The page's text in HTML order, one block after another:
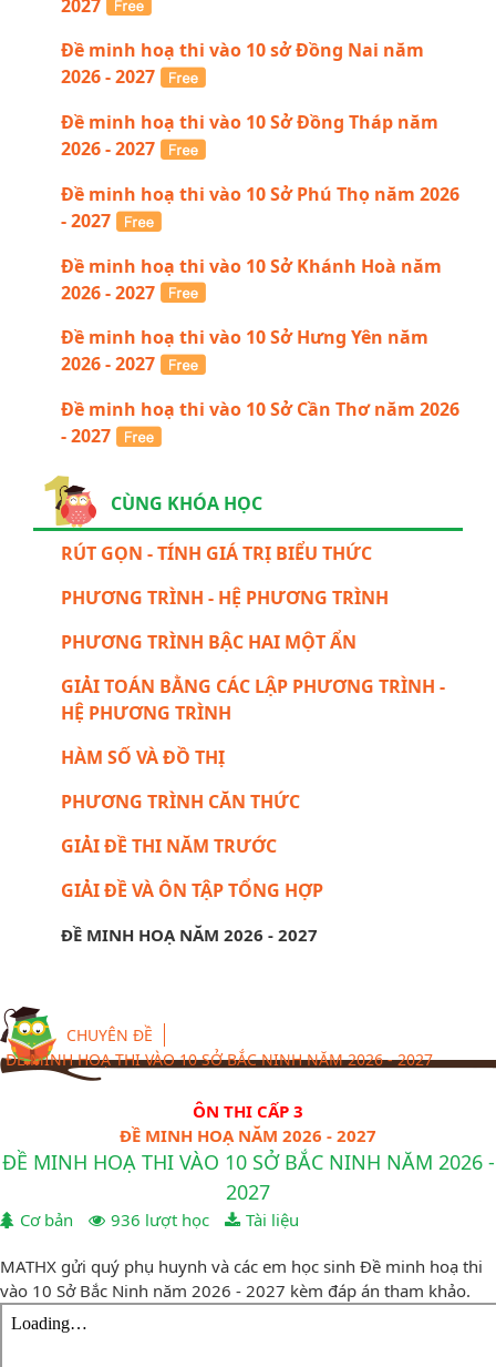
2027
Đề minh hoạ thi vào 10 sở Đồng Nai năm
2026 - 2027
Đề minh hoạ thi vào 10 Sở Đồng Tháp năm
2026 - 2027
Đề minh hoạ thi vào 10 Sở Phú Thọ năm 2026
- 2027
Đề minh hoạ thi vào 10 Sở Khánh Hoà năm
2026 - 2027
Đề minh hoạ thi vào 10 Sở Hưng Yên năm
2026 - 2027
Đề minh hoạ thi vào 10 Sở Cần Thơ năm 2026
- 2027
CÙNG KHÓA HỌC
RÚT GỌN - TÍNH GIÁ TRỊ BIỂU THỨC
PHƯƠNG TRÌNH - HỆ PHƯƠNG TRÌNH
PHƯƠNG TRÌNH BẬC HAI MỘT ẨN
GIẢI TOÁN BẰNG CÁC LẬP PHƯƠNG TRÌNH -
HỆ PHƯƠNG TRÌNH
HÀM SỐ VÀ ĐỒ THỊ
PHƯƠNG TRÌNH CĂN THỨC
GIẢI ĐỀ THI NĂM TRƯỚC
GIẢI ĐỀ VÀ ÔN TẬP TỔNG HỢP
ĐỀ MINH HOẠ NĂM 2026 - 2027
CHUYÊN ĐỀ
ĐỀ MINH HOẠ THI VÀO 10 SỞ BẮC NINH NĂM 2026 - 2027
ÔN THI CẤP 3
ĐỀ MINH HOẠ NĂM 2026 - 2027
ĐỀ MINH HOẠ THI VÀO 10 SỞ BẮC NINH NĂM 2026 -
2027
Cơ bản 936 lượt học Tài liệu
MATHX gửi quý phụ huynh và các em học sinh Đề minh hoạ thi
vào 10 Sở Bắc Ninh năm 2026 - 2027 kèm đáp án tham khảo.